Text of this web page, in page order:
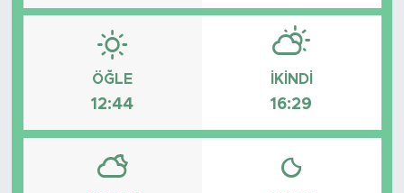
ÖĞLE
12:44
İKINDI
16:29